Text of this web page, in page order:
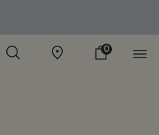
BoutiquesMon
0
0 product in cart